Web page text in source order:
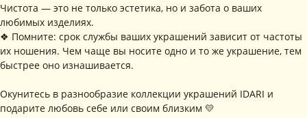
Чистота — это не только эстетика, но и забота о ваших
любимых изделиях.
❖ Помните: срок службы ваших украшений зависит от частоты
их ношения. Чем чаще вы носите одно и то же украшение, тем
быстрее оно изнашивается.
Окунитесь в разнообразие коллекции украшений IDARI и
подарите любовь себе или своим близким 💛